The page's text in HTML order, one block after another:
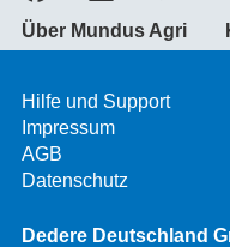
Über Mundus Agri
Hilfe und Support
Impressum
AGB
Datenschutz
Dedere Deutschland